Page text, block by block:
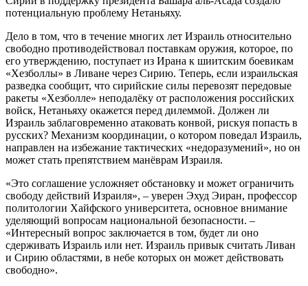
потенциальную проблему Нетаньяху.
Дело в том, что в течение многих лет Израиль относительно
свободно противодействовал поставкам оружия, которое, по
его утверждению, поступает из Ирана к шиитским боевикам
«Хезболлы» в Ливане через Сирию. Теперь, если израильская
разведка сообщит, что сирийские силы перевозят передовые
ракеты «Хезболле» неподалёку от расположения российских
войск, Нетаньяху окажется перед дилеммой. Должен ли
Израиль заблаговременно атаковать конвой, рискуя попасть в
русских? Механизм координации, о котором поведал Израиль,
направлен на избежание тактических «недоразумений», но он
может стать препятствием манёврам Израиля.
«Это соглашение усложняет обстановку и может ограничить
свободу действий Израиля», – уверен Эхуд Эиран, профессор
политологии Хайфского университета, основное внимание
уделяющий вопросам национальной безопасности. –
«Интересный вопрос заключается в том, будет ли оно
сдерживать Израиль или нет. Израиль привык считать Ливан
и Сирию областями, в небе которых он может действовать
свободно».